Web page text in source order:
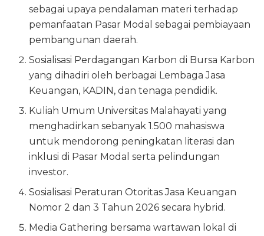
sebagai upaya pendalaman materi terhadap
pemanfaatan Pasar Modal sebagai pembiayaan
pembangunan daerah.
Sosialisasi Perdagangan Karbon di Bursa Karbon
yang dihadiri oleh berbagai Lembaga Jasa
Keuangan, KADIN, dan tenaga pendidik.
Kuliah Umum Universitas Malahayati yang
menghadirkan sebanyak 1.500 mahasiswa
untuk mendorong peningkatan literasi dan
inklusi di Pasar Modal serta pelindungan
investor.
Sosialisasi Peraturan Otoritas Jasa Keuangan
Nomor 2 dan 3 Tahun 2026 secara hybrid.
Media Gathering bersama wartawan lokal di